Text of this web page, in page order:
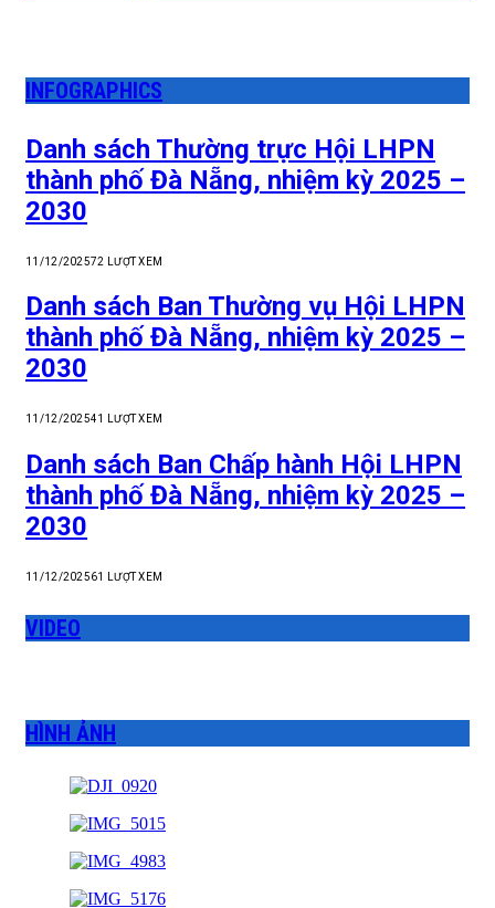
INFOGRAPHICS
Danh sách Thường trực Hội LHPN
thành phố Đà Nẵng, nhiệm kỳ 2025 –
2030
11/12/202572 LƯỢT XEM
Danh sách Ban Thường vụ Hội LHPN
thành phố Đà Nẵng, nhiệm kỳ 2025 –
2030
11/12/202541 LƯỢT XEM
Danh sách Ban Chấp hành Hội LHPN
thành phố Đà Nẵng, nhiệm kỳ 2025 –
2030
11/12/202561 LƯỢT XEM
VIDEO
HÌNH ẢNH